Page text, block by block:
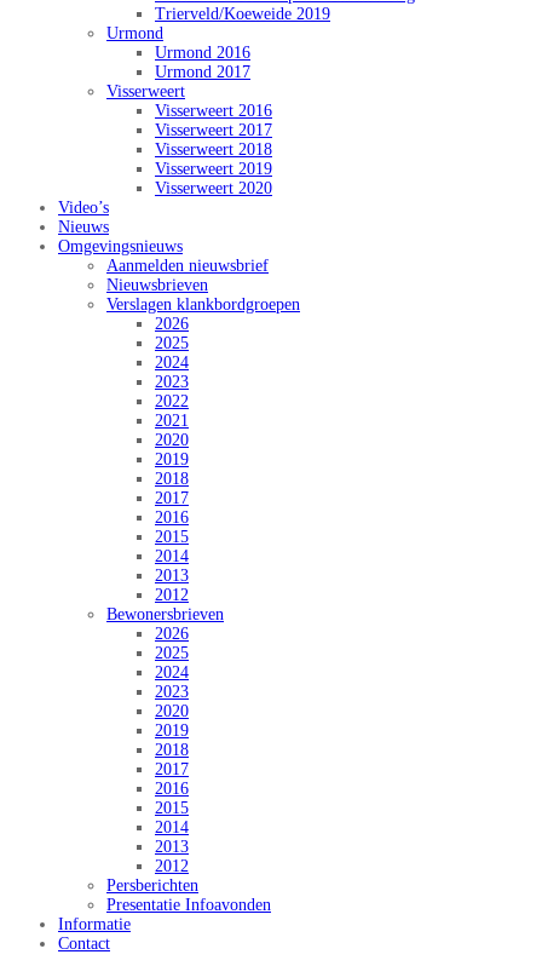
Trierveld/Koeweide 2019
Urmond
Urmond 2016
Urmond 2017
Visserweert
Visserweert 2016
Visserweert 2017
Visserweert 2018
Visserweert 2019
Visserweert 2020
Video’s
Nieuws
Omgevingsnieuws
Aanmelden nieuwsbrief
Nieuwsbrieven
Verslagen klankbordgroepen
2026
2025
2024
2023
2022
2021
2020
2019
2018
2017
2016
2015
2014
2013
2012
Bewonersbrieven
2026
2025
2024
2023
2020
2019
2018
2017
2016
2015
2014
2013
2012
Persberichten
Presentatie Infoavonden
Informatie
Contact